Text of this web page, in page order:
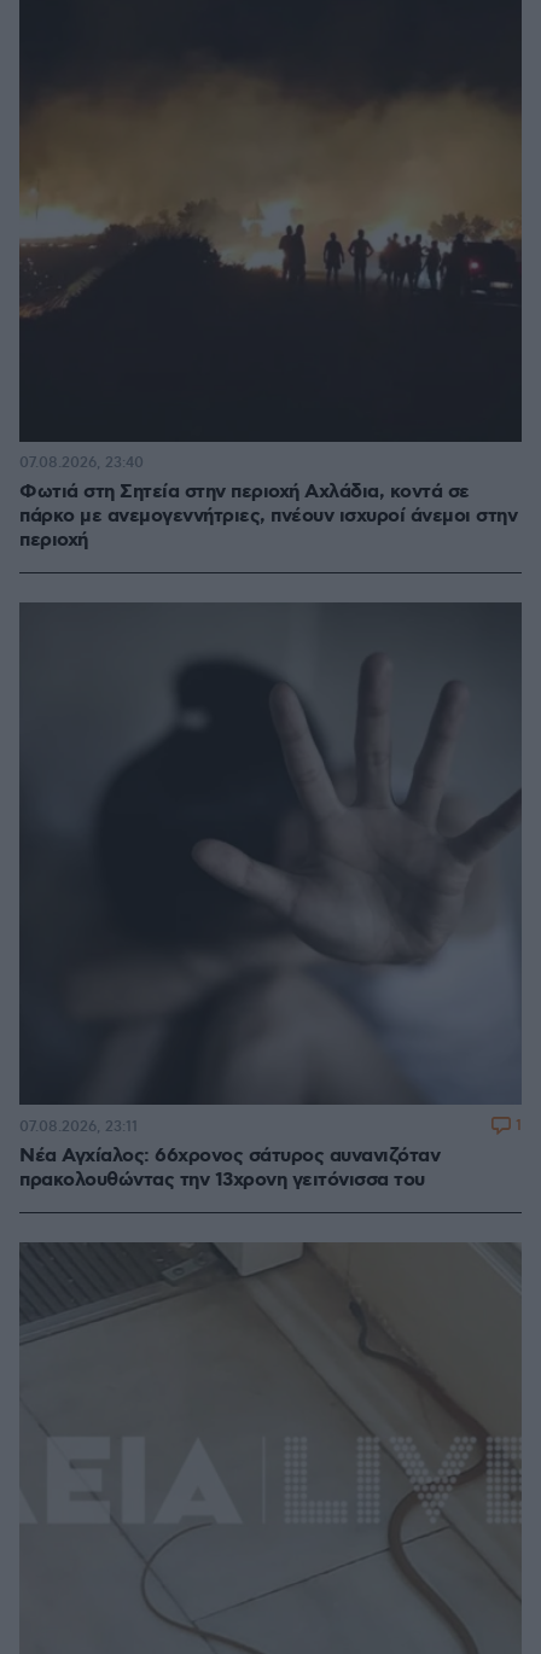
Φωτιά στη Σητεία στην περιοχή Αχλάδια, κοντά σε
πάρκο με ανεμογεννήτριες, πνέουν ισχυροί άνεμοι στην
περιοχή
07.08.2026, 23:40
Νέα Αγχίαλος: 66χρονος σάτυρος αυνανιζόταν
πρακολουθώντας την 13χρονη γειτόνισσα του
07.08.2026, 23:11 1